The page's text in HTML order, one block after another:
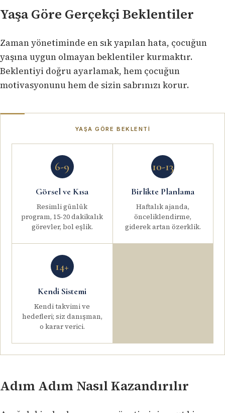
Yaşa Göre Gerçekçi Beklentiler
Zaman yönetiminde en sık yapılan hata, çocuğun
yaşına uygun olmayan beklentiler kurmaktır.
Beklentiyi doğru ayarlamak, hem çocuğun
motivasyonunu hem de sizin sabrınızı korur.
YAŞA GÖRE BEKLENTI
6-9
Görsel ve Kısa
Resimli günlük
program, 15-20 dakikalık
görevler, bol eşlik.
10-13
Birlikte Planlama
Haftalık ajanda,
önceliklendirme,
giderek artan özerklik.
14+
Kendi Sistemi
Kendi takvimi ve
hedefleri; siz danışman,
o karar verici.
Adım Adım Nasıl Kazandırılır